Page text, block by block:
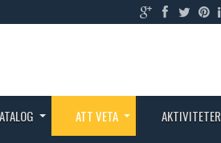
ATT VETA AKTIVITETER